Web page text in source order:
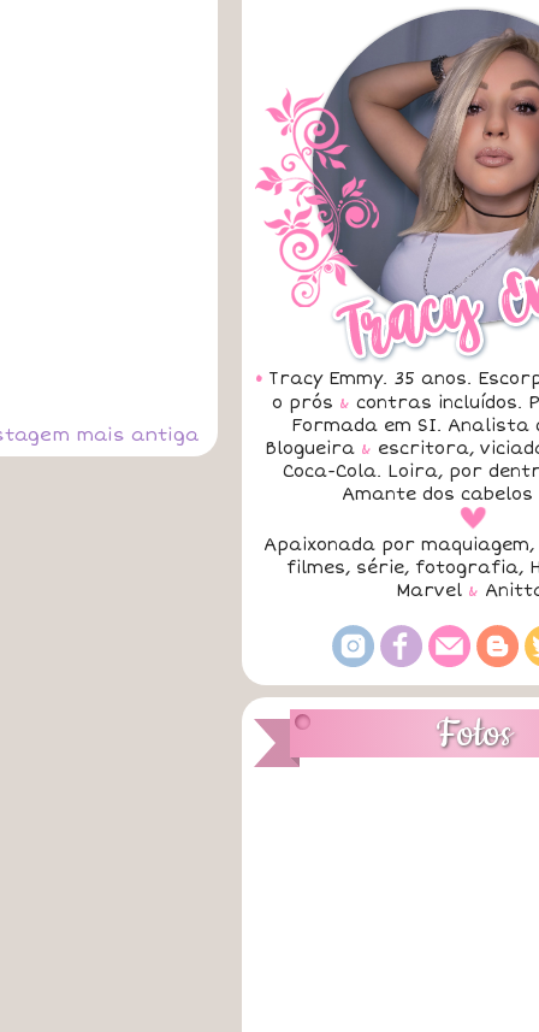
mais antiga
• Tracy Emmy. 35 anos.
o prós & contras incluídos.
Formada em SI. Analista
Blogueira & escritora,
Coca-Cola. Loira, por
Amante dos
a
Apaixonada por maquiagem,
filmes, série, fotografia,
Marvel &
Fotos